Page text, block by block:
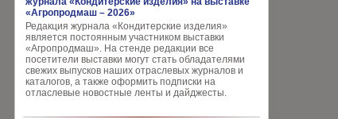
«Агропродмаш – 2026»
Редакция журнала «Кондитерские изделия»
является постоянным участником выставки
«Агропродмаш». На стенде редакции все
посетители выставки могут стать обладателями
свежих выпусков наших отраслевых журналов и
каталогов, а также оформить подписки на
отласлевые новостные ленты и дайджесты.